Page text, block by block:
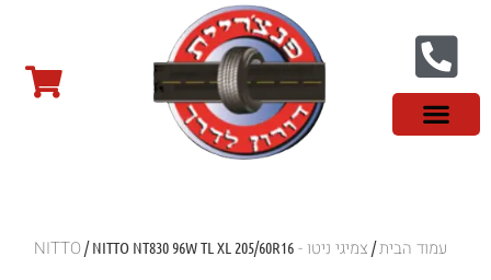
עמוד הבית/צמיגי ניטו - NITTO/ NITTO NT830 96W TL XL 205/60R16